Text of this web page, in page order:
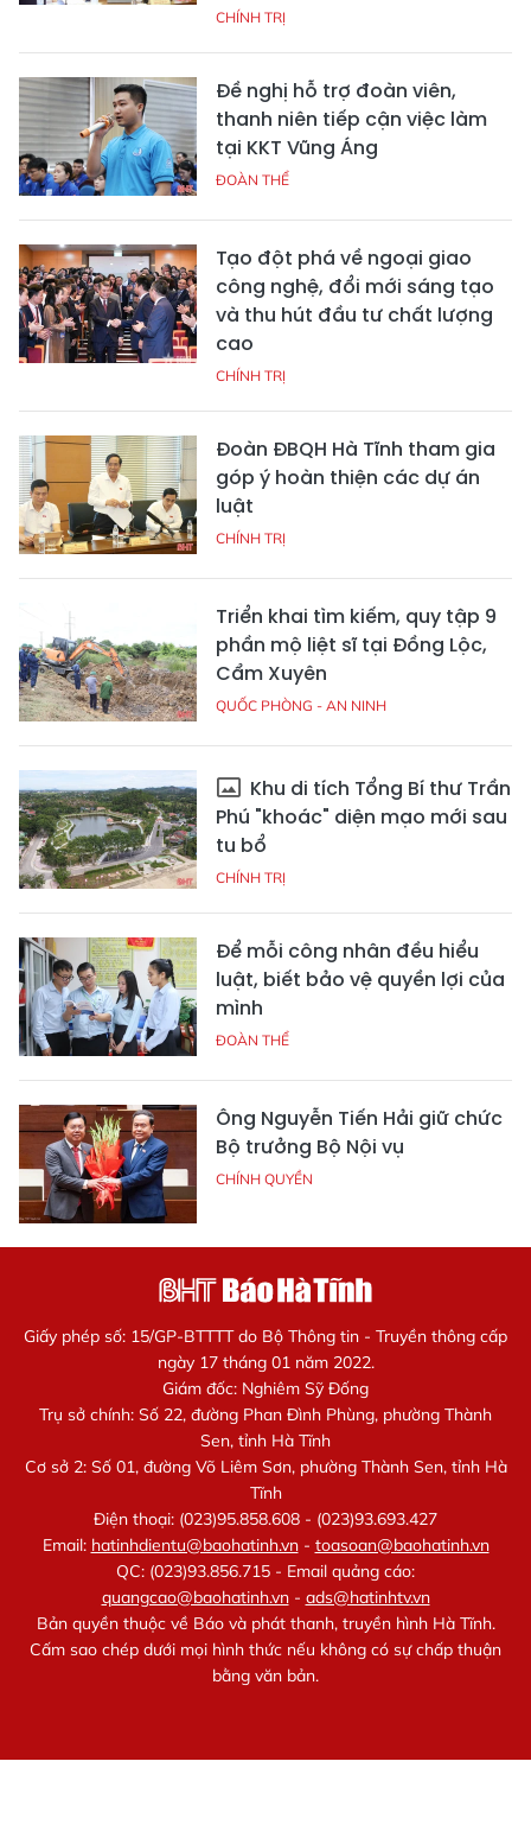
CHÍNH TRỊ
Đề nghị hỗ trợ đoàn viên,
thanh niên tiếp cận việc làm
tại KKT Vũng Áng
ĐOÀN THỂ
Tạo đột phá về ngoại giao
công nghệ, đổi mới sáng tạo
và thu hút đầu tư chất lượng
cao
CHÍNH TRỊ
Đoàn ĐBQH Hà Tĩnh tham gia
góp ý hoàn thiện các dự án
luật
CHÍNH TRỊ
Triển khai tìm kiếm, quy tập 9
phần mộ liệt sĩ tại Đồng Lộc,
Cẩm Xuyên
QUỐC PHÒNG - AN NINH
Khu di tích Tổng Bí thư Trần
Phú "khoác" diện mạo mới sau
tu bổ
CHÍNH TRỊ
Để mỗi công nhân đều hiểu
luật, biết bảo vệ quyền lợi của
mình
ĐOÀN THỂ
Ông Nguyễn Tiến Hải giữ chức
Bộ trưởng Bộ Nội vụ
CHÍNH QUYỀN
Giấy phép số: 15/GP-BTTTT do Bộ Thông tin - Truyền thông cấp
ngày 17 tháng 01 năm 2022.
Giám đốc: Nghiêm Sỹ Đống
Trụ sở chính: Số 22, đường Phan Đình Phùng, phường Thành
Sen, tỉnh Hà Tĩnh
Cơ sở 2: Số 01, đường Võ Liêm Sơn, phường Thành Sen, tỉnh Hà
Tĩnh
Điện thoại: (023)95.858.608 - (023)93.693.427
Email: hatinhdientu@baohatinh.vn- toasoan@baohatinh.vn
QC: (023)93.856.715 - Email quảng cáo:
quangcao@baohatinh.vn- ads@hatinhtv.vn
Bản quyền thuộc về Báo và phát thanh, truyền hình Hà Tĩnh.
Cấm sao chép dưới mọi hình thức nếu không có sự chấp thuận
bằng văn bản.